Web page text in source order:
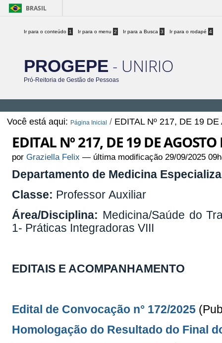
BRASIL
Ir para o conteúdo 1 Ir para o menu 2 Ir para a Busca 3 Ir para o rodapé 4
PROGEPE - UNIRIO
Pró-Reitoria de Gestão de Pessoas
Você está aqui: Página Inicial / EDITAL Nº 217, DE 19
EDITAL Nº 217, DE 19 DE AGOSTO
porGraziella Felix — última modificação 29/09/2025
Departamento de Medicina
Classe: Professor Auxiliar
Área/Disciplina: Medicina/Saúde do
1- Práticas Integradoras VIII
EDITAIS E ACOMPANHAMENTO
Edital de Convocação n° 172/2025
Homologação do Resultado do Final